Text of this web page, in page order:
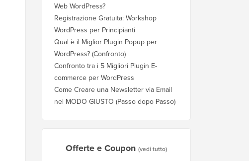
Web WordPress?
Registrazione Gratuita: Workshop
WordPress per Principianti
Qual è il Miglior Plugin Popup per
WordPress? (Confronto)
Confronto tra i 5 Migliori Plugin E-
commerce per WordPress
Come Creare una Newsletter via Email
nel MODO GIUSTO (Passo dopo Passo)
Offerte e Coupon (vedi tutto)